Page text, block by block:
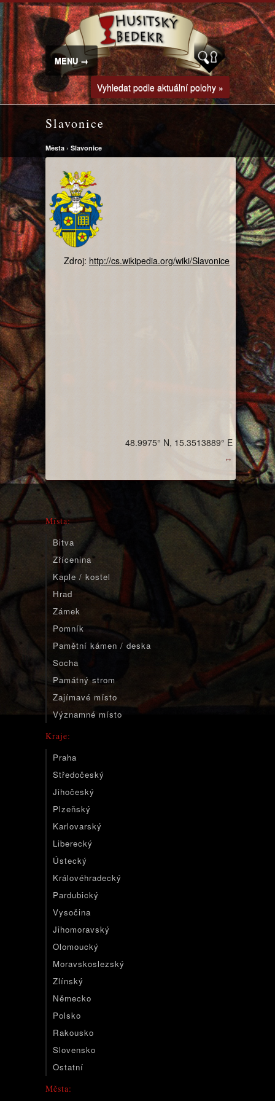
MENU →
Vyhledat podle aktuální polohy »
Slavonice
Města › Slavonice
Zdroj: http://cs.wikipedia.org/wiki/Slavonice
↔
48.9975° N, 15.3513889° E
Místa:
Bitva
Zřícenina
Kaple / kostel
Hrad
Zámek
Pomník
Pamětní kámen / deska
Socha
Památný strom
Zajímavé místo
Významné místo
Kraje:
Praha
Středočeský
Jihočeský
Plzeňský
Karlovarský
Liberecký
Ústecký
Královéhradecký
Pardubický
Vysočina
Jihomoravský
Olomoucký
Moravskoslezský
Zlínský
Německo
Polsko
Rakousko
Slovensko
Ostatní
Města: